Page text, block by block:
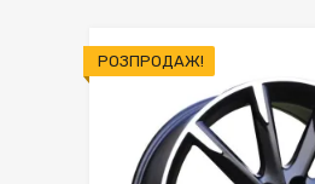
РОЗПРОДАЖ!